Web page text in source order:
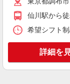
キー
派遣社員
株式会社kotrio /
仙川駅から
希望シフト
詳細を